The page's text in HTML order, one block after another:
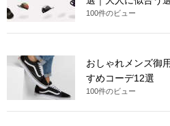
100件のビュー
おしゃれメンズ御
すめコーデ12選
100件のビュー